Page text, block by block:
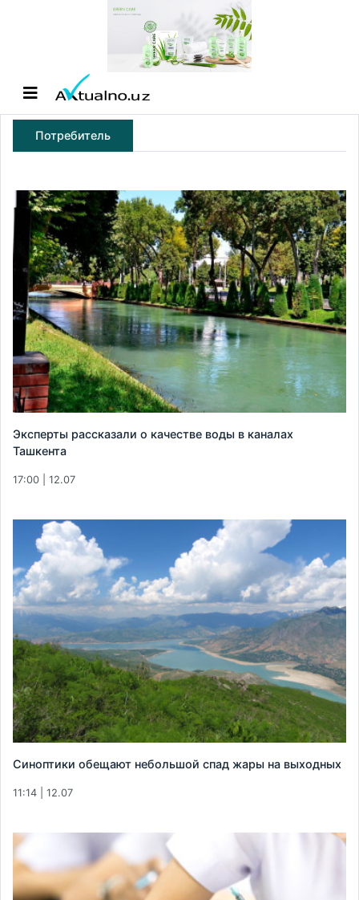
Потребитель
Эксперты рассказали о качестве воды в каналах
Ташкента
17:00 | 12.07
Синоптики обещают небольшой спад жары на выходных
11:14 | 12.07